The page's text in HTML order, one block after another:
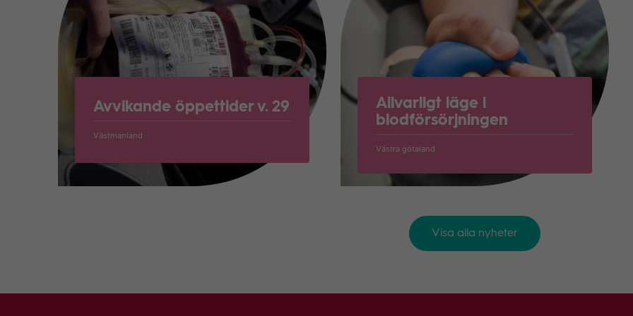
Avvikande öppettider v. 29
Västmanland
Allvarligt läge i
blodförsörjningen
Västra götaland
Visa alla nyheter